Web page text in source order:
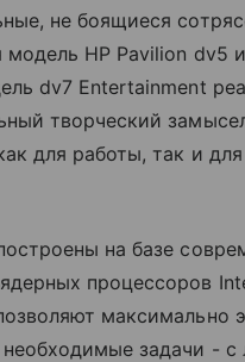
не боящиеся
HP Pavilion dv5
dv7 Entertainment
творческий
для работы, так и для
на базе
процессоров
максимально
задачи - с